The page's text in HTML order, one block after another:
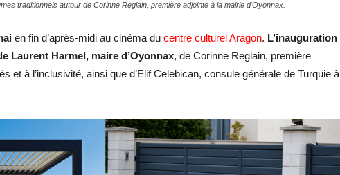
traditionnels autour de Corinne Reglain, première adjointe à la mairie d'Oyonnax.
en fin d’après-midi au cinéma du centre culturel Aragon. L’inauguration
Laurent Harmel, maire d’Oyonnax, de Corinne Reglain, première
et à l’inclusivité, ainsi que d’Elif Celebican, consule générale de Turquie à